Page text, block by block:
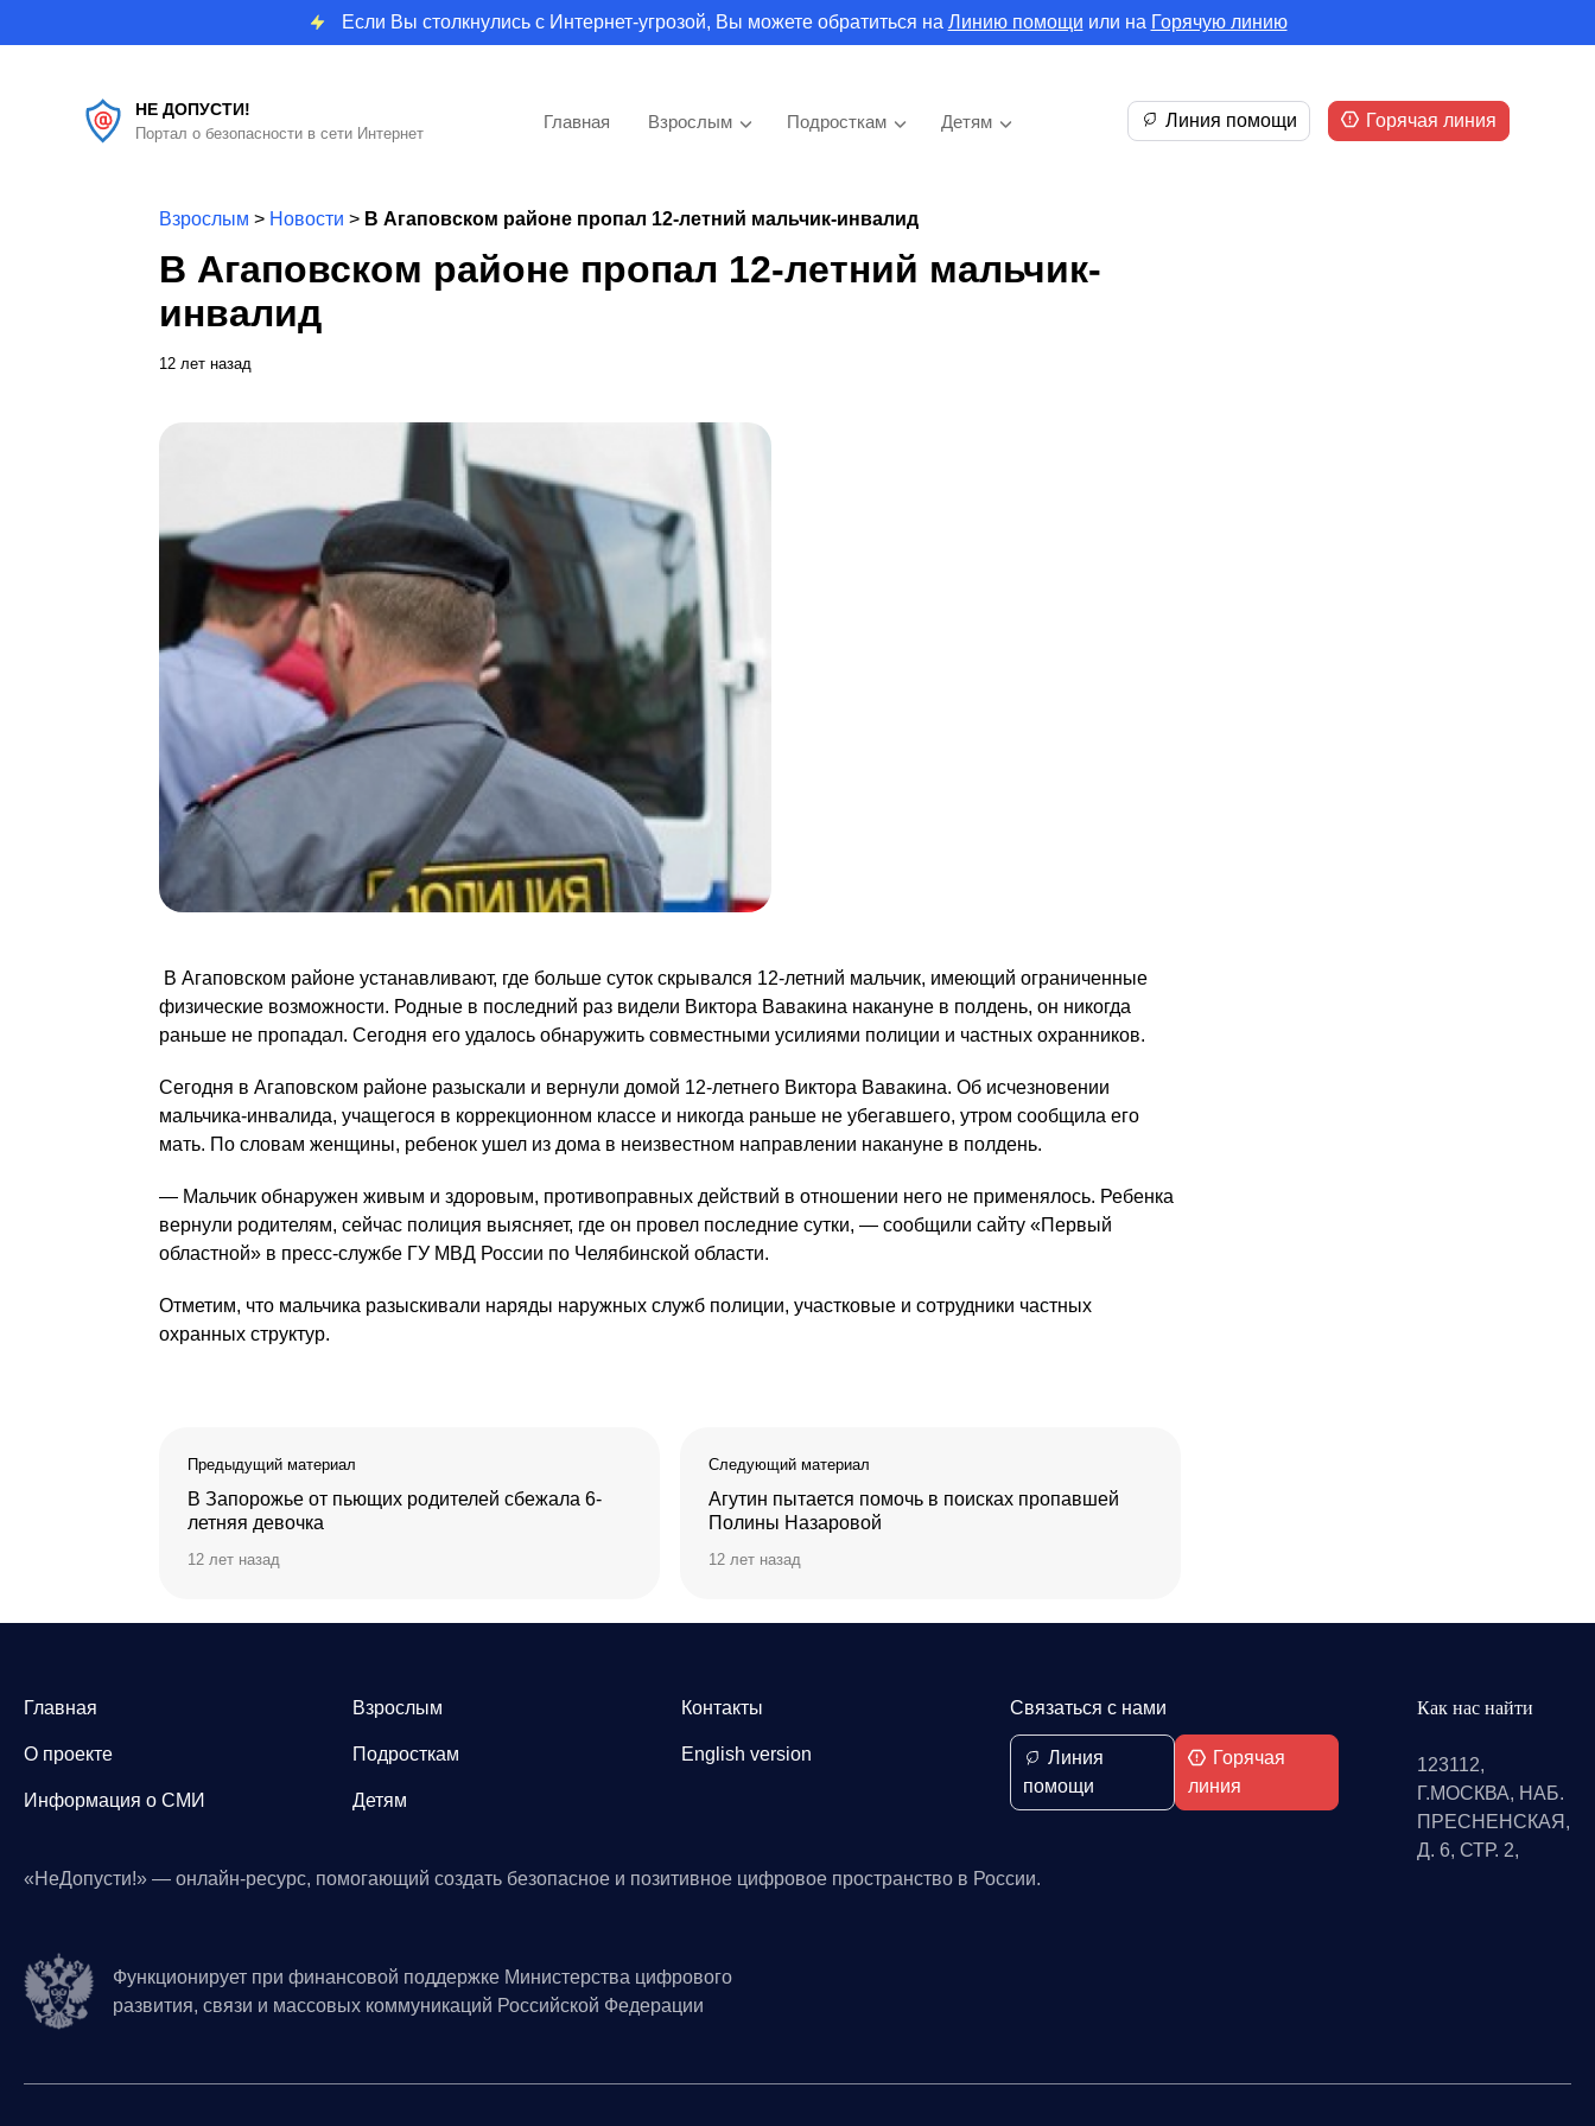
Если Вы столкнулись с Интернет-угрозой, Вы можете обратиться на Линию помощи или на Горячую линию
НЕ ДОПУСТИ!
Портал о безопасности в сети Интернет
Главная Взрослым Подросткам Детям Линия помощи Горячая линия
Взрослым > Новости > В Агаповском районе пропал 12-летний мальчик-инвалид
В Агаповском районе пропал 12-летний мальчик-
инвалид
12 лет назад
В Агаповском районе устанавливают, где больше суток скрывался 12-летний мальчик, имеющий ограниченные
физические возможности. Родные в последний раз видели Виктора Вавакина накануне в полдень, он никогда
раньше не пропадал. Сегодня его удалось обнаружить совместными усилиями полиции и частных охранников.
Сегодня в Агаповском районе разыскали и вернули домой 12-летнего Виктора Вавакина. Об исчезновении
мальчика-инвалида, учащегося в коррекционном классе и никогда раньше не убегавшего, утром сообщила его
мать. По словам женщины, ребенок ушел из дома в неизвестном направлении накануне в полдень.
— Мальчик обнаружен живым и здоровым, противоправных действий в отношении него не применялось. Ребенка
вернули родителям, сейчас полиция выясняет, где он провел последние сутки, — сообщили сайту «Первый
областной» в пресс-службе ГУ МВД России по Челябинской области.
Отметим, что мальчика разыскивали наряды наружных служб полиции, участковые и сотрудники частных
охранных структур.
Предыдущий материал
В Запорожье от пьющих родителей сбежала 6-
летняя девочка
12 лет назад
Следующий материал
Агутин пытается помочь в поисках пропавшей
Полины Назаровой
12 лет назад
Главная
О проекте
Информация о СМИ
Взрослым
Подросткам
Детям
Контакты
English version
Связаться с нами
Линия
помощи
Горячая
линия
«НеДопусти!» — онлайн-ресурс, помогающий создать безопасное и позитивное цифровое пространство в России.
Как нас найти
123112,
Г.МОСКВА, НАБ.
ПРЕСНЕНСКАЯ,
Д. 6, СТР. 2,
Функционирует при финансовой поддержке Министерства цифрового
развития, связи и массовых коммуникаций Российской Федерации